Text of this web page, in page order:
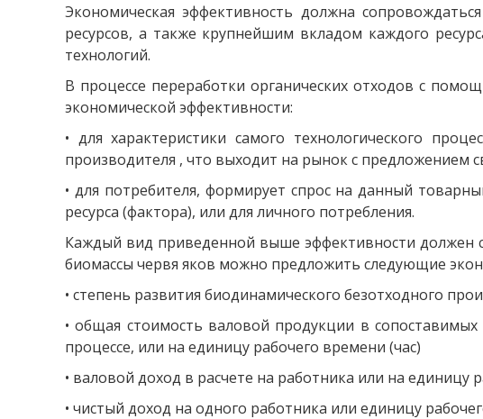
Экономическая эффективность должна
ресурсов, а также крупнейшим вкладом каждого
технологий.
В процессе переработки органических отходов с
экономической эффективности:
• для характеристики самого технологического
производителя , что выходит на рынок с предложением
• для потребителя, формирует спрос на данный
ресурса (фактора), или для личного потребления.
Каждый вид приведенной выше эффективности должен
биомассы червя яков можно предложить следующие
• степень развития биодинамического безотходного
• общая стоимость валовой продукции в
процессе, или на единицу рабочего времени (час)
• валовой доход в расчете на работника или на единицу
• чистый доход на одного работника или единицу